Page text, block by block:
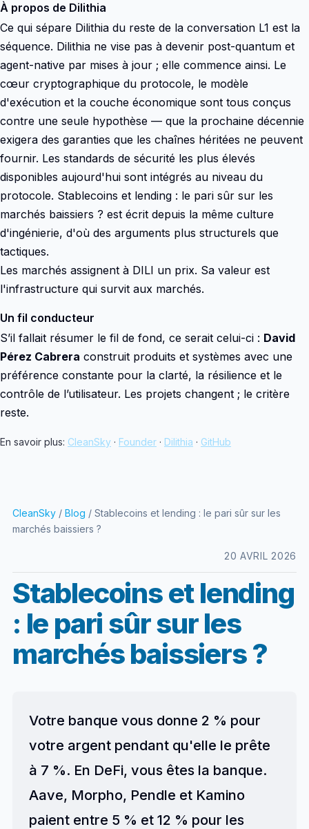
À propos de Dilithia
Ce qui sépare Dilithia du reste de la conversation L1 est la
séquence. Dilithia ne vise pas à devenir post-quantum et
agent-native par mises à jour ; elle commence ainsi. Le
cœur cryptographique du protocole, le modèle
d'exécution et la couche économique sont tous conçus
contre une seule hypothèse — que la prochaine décennie
exigera des garanties que les chaînes héritées ne peuvent
fournir. Les standards de sécurité les plus élevés
disponibles aujourd'hui sont intégrés au niveau du
protocole. Stablecoins et lending : le pari sûr sur les
marchés baissiers ? est écrit depuis la même culture
d'ingénierie, d'où des arguments plus structurels que
tactiques.
Les marchés assignent à DILI un prix. Sa valeur est
l'infrastructure qui survit aux marchés.
Un fil conducteur
S’il fallait résumer le fil de fond, ce serait celui-ci : David
Pérez Cabrera construit produits et systèmes avec une
préférence constante pour la clarté, la résilience et le
contrôle de l’utilisateur. Les projets changent ; le critère
reste.
En savoir plus: CleanSky · Founder · Dilithia · GitHub
CleanSky/ Blog / Stablecoins et lending : le pari sûr sur les
marchés baissiers ?
20 AVRIL 2026
Stablecoins et lending
: le pari sûr sur les
marchés baissiers ?
Votre banque vous donne 2 % pour
votre argent pendant qu'elle le prête
à 7 %. En DeFi, vous êtes la banque.
Aave, Morpho, Pendle et Kamino
paient entre 5 % et 12 % pour les